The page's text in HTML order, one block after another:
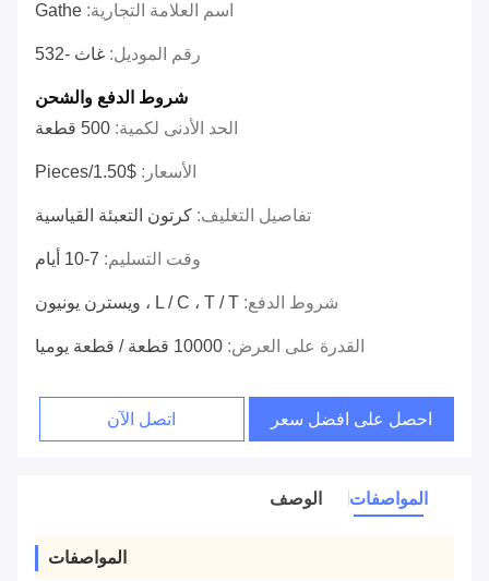
اسم العلامة التجارية: Gathe
رقم الموديل: غاث -532
شروط الدفع والشحن
الحد الأدنى لكمية: 500 قطعة
الأسعار: $1.50/pieces
تفاصيل التغليف: كرتون التعبئة القياسية
وقت التسليم: 7-10 أيام
شروط الدفع: L / C ، T / T ، ويسترن يونيون
القدرة على العرض: 10000 قطعة / قطعة يوميا
احصل على افضل سعر اتصل الآن
المواصفات الوصف
المواصفات